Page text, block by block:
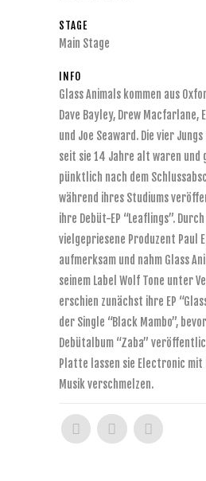
STAGE
Main Stage
INFO
Glass Animals kommen aus
Dave Bayley, Drew Macfarlane,
und Joe Seaward. Die vier
seit sie 14 Jahre alt waren und
pünktlich nach dem
während ihres Studiums
ihre Debüt-EP “Leaflings”.
vielgepriesene Produzent Paul
aufmerksam und nahm Glass
seinem Label Wolf Tone unter
erschien zunächst ihre EP
der Single “Black Mambo”,
Debütalbum “Zaba”
Platte lassen sie Electronic
Musik verschmelzen.